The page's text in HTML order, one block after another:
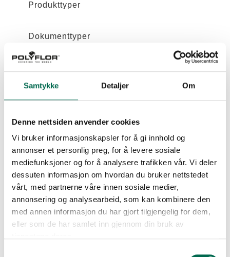
Samtykke Detaljer Om
Denne nettsiden anvender cookies
Vi bruker informasjonskapsler for å gi innhold og
annonser et personlig preg, for å levere sosiale
mediefunksjoner og for å analysere trafikken vår. Vi deler
dessuten informasjon om hvordan du bruker nettstedet
vårt, med partnerne våre innen sosiale medier,
annonsering og analysearbeid, som kan kombinere den
med annen informasjon du har gjort tilgjengelig for dem,
eller som de har samlet inn gjennom din bruk av
Produkttyper
Dokumenttyper
Leggeanvisning Expona Clic 19 dB
Leggeanvisning Expona Clic 19 dB
Stone